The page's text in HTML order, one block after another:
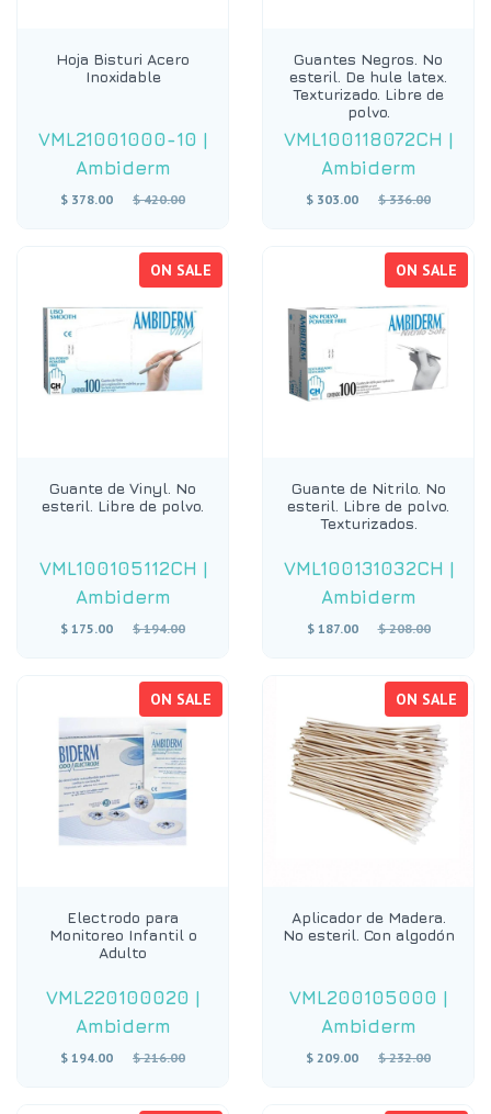
Hoja Bisturi Acero
Inoxidable
VML21001000-10 |
Ambiderm
$ 378.00
Regular
$ 420.00
Guantes Negros. No
esteril. De hule latex.
Texturizado. Libre de
polvo.
VML100118072CH |
Ambiderm
$ 303.00
Regular
$ 336.00
ON SALE
Guante de Vinyl. No
esteril. Libre de polvo.
VML100105112CH |
Ambiderm
$ 175.00
Regular
$ 194.00
ON SALE
Guante de Nitrilo. No
esteril. Libre de polvo.
Texturizados.
VML100131032CH |
Ambiderm
$ 187.00
Regular
$ 208.00
ON SALE
Electrodo para
Monitoreo Infantil o
Adulto
VML220100020 |
Ambiderm
$ 194.00
Regular
$ 216.00
ON SALE
Aplicador de Madera.
No esteril. Con algodón
VML200105000 |
Ambiderm
$ 209.00
Regular
$ 232.00